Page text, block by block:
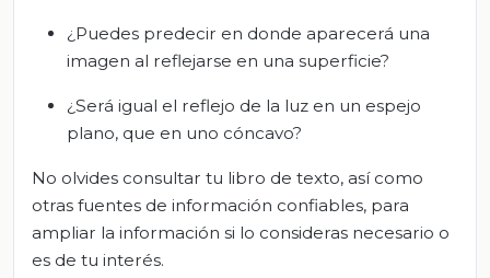
¿Puedes predecir en donde aparecerá una
imagen al reflejarse en una superficie?
¿Será igual el reflejo de la luz en un espejo
plano, que en uno cóncavo?
No olvides consultar tu libro de texto, así como
otras fuentes de información confiables, para
ampliar la información si lo consideras necesario o
es de tu interés.